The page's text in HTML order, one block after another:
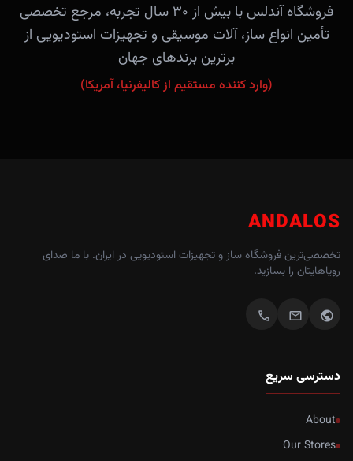
فروشگاه آندلس با بیش از ۳۰ سال تجربه، مرجع تخصصی
تأمین انواع ساز، آلات موسیقی و تجهیزات استودیویی از
برترین برندهای جهان
(وارد کننده مستقیم از کالیفرنیا، آمریکا)
ANDALOS
تخصصی‌ترین فروشگاه ساز و تجهیزات استودیویی در ایران. با ما صدای
رویاهایتان را بسازید.
public
mail
call
دسترسی سریع
About
Our Stores